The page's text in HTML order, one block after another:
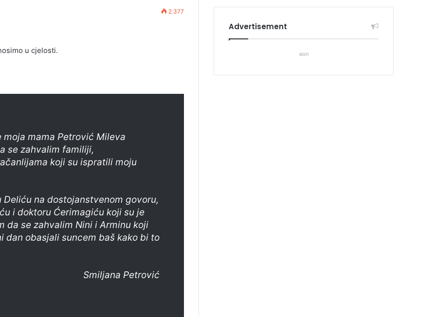
2.377
u cjelosti.
mama Petrović Mileva
se zahvalim familiji,
koji su ispratili moju
Deliću na dostojanstvenom govoru,
i doktoru Ćerimagiću koji su je
da se zahvalim Nini i Arminu koji
dan obasjali suncem baš kako bi to
Smiljana Petrović
Advertisement
eon